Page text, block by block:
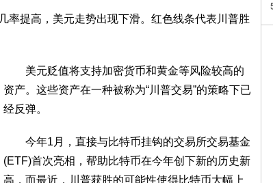
提高，美元走势出现下滑。红色线条代表川普胜
美元贬值将支持加密货币和黄金等风险较高的
资产。这些资产在一种被称为“川普交易”的策略下已
经反弹。
今年1月，直接与比特币挂钩的交易所交易基金
(ETF)首次亮相，帮助比特币在今年创下新的历史新
高，而最近，川普获胜的可能性使得比特币大幅上